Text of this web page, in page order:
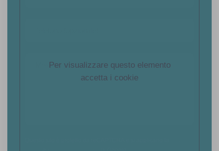
Per visualizzare questo elemento
accetta i cookie